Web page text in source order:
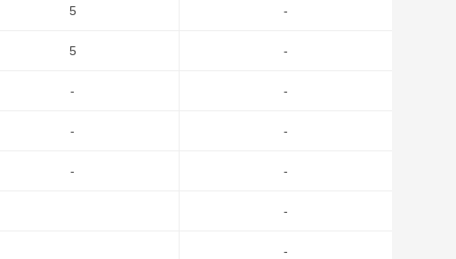
5 -
5 -
- -
- -
- -
-
-